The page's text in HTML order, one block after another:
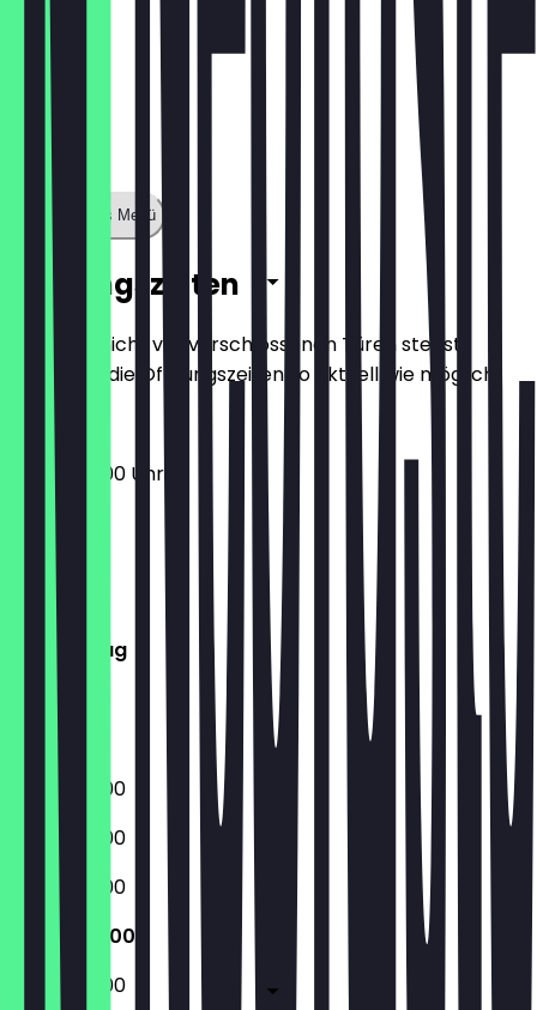
Zeige ganzes Menü
Öffnungszeiten
Damit du nicht vor verschlossenen Türen stehst,
halten wir die Öffnungszeiten so aktuell wie möglich.
08:30 - 16:00 Uhr
Montag
Dienstag
Mittwoch
Donnerstag
Freitag
Samstag
Sonntag
08:30 - 16:00
08:30 - 16:00
08:30 - 16:00
08:30 - 16:00
08:30 - 16:00